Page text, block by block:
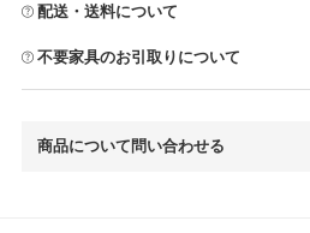
配送・送料について
不要家具のお引取りについて
商品について問い合わせる